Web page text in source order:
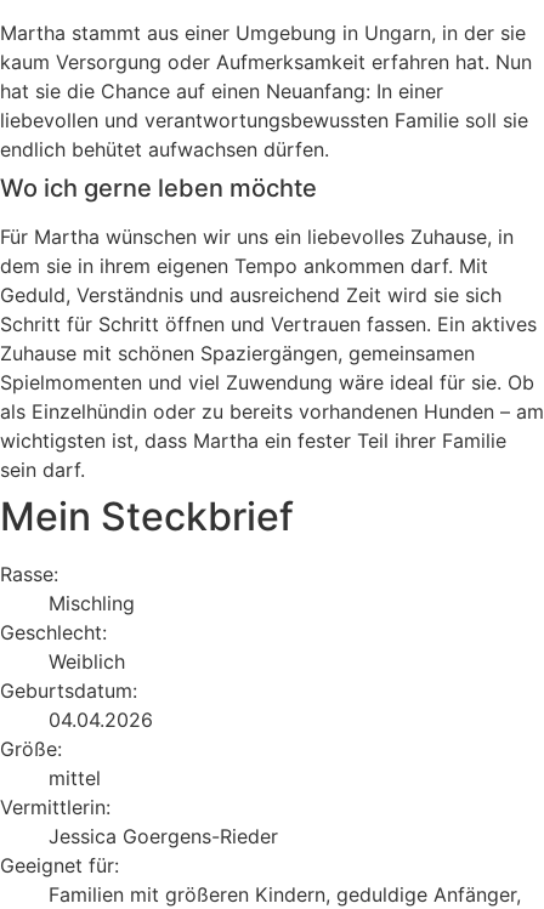
Martha stammt aus einer Umgebung in Ungarn, in der sie
kaum Versorgung oder Aufmerksamkeit erfahren hat. Nun
hat sie die Chance auf einen Neuanfang: In einer
liebevollen und verantwortungsbewussten Familie soll sie
endlich behütet aufwachsen dürfen.
Wo ich gerne leben möchte
Für Martha wünschen wir uns ein liebevolles Zuhause, in
dem sie in ihrem eigenen Tempo ankommen darf. Mit
Geduld, Verständnis und ausreichend Zeit wird sie sich
Schritt für Schritt öffnen und Vertrauen fassen. Ein aktives
Zuhause mit schönen Spaziergängen, gemeinsamen
Spielmomenten und viel Zuwendung wäre ideal für sie. Ob
als Einzelhündin oder zu bereits vorhandenen Hunden – am
wichtigsten ist, dass Martha ein fester Teil ihrer Familie
sein darf.
Mein Steckbrief
Rasse:
Mischling
Geschlecht:
Weiblich
Geburtsdatum:
04.04.2026
Größe:
mittel
Vermittlerin:
Jessica Goergens-Rieder
Geeignet für:
Familien mit größeren Kindern, geduldige Anfänger,